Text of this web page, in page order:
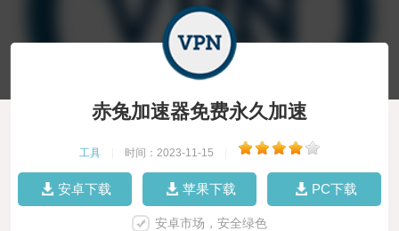
赤兔加速器免费永久加速
工具 时间：2023-11-15
安卓下载 苹果下载 PC下载
安卓市场，安全绿色